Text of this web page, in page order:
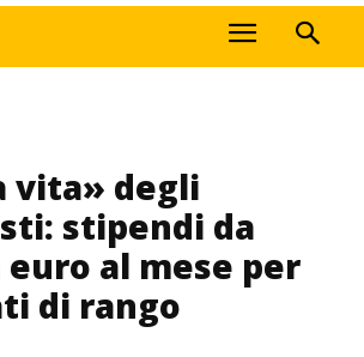
vita» degli
stipendi da
al mese per
di rango